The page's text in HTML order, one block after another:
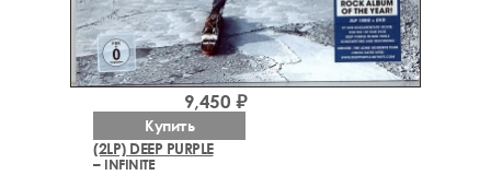
(2LP) DEEP PURPLE
– INFINITE
9,450 ₽
Купить